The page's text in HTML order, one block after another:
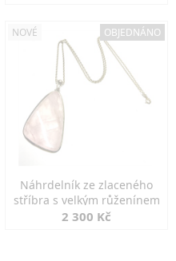
NOVÉ OBJEDNÁNO
Náhrdelník ze zlaceného
stříbra s velkým růženínem
2 300 Kč